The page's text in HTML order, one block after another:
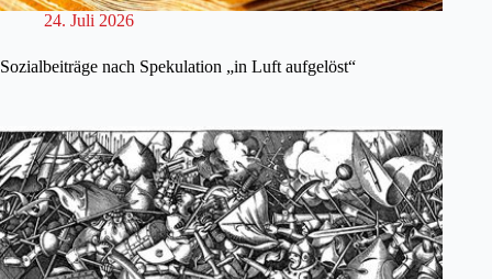
24. Juli 2026
Sozialbeiträge nach Spekulation „in Luft aufgelöst“